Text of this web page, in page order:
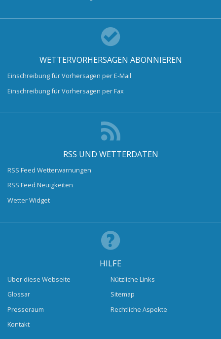
WETTERVORHERSAGEN ABONNIEREN
Einschreibung für Vorhersagen per E-Mail
Einschreibung für Vorhersagen per Fax
RSS UND WETTERDATEN
RSS Feed Wetterwarnungen
RSS Feed Neuigkeiten
Wetter Widget
HILFE
Über diese Webseite
Glossar
Presseraum
Kontakt
Nützliche Links
Sitemap
Rechtliche Aspekte